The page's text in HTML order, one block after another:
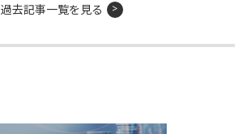
過去記事一覧を見る